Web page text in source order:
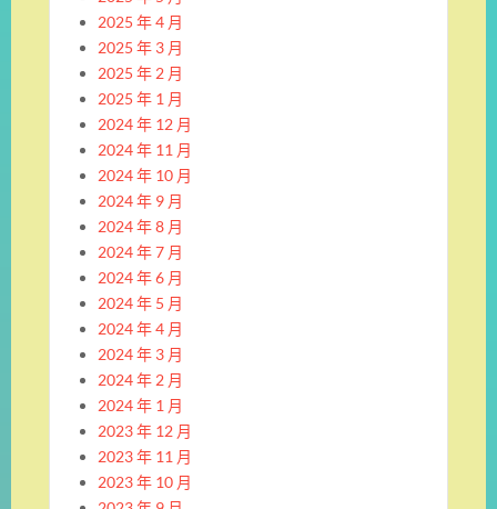
2025 年 4 月
2025 年 3 月
2025 年 2 月
2025 年 1 月
2024 年 12 月
2024 年 11 月
2024 年 10 月
2024 年 9 月
2024 年 8 月
2024 年 7 月
2024 年 6 月
2024 年 5 月
2024 年 4 月
2024 年 3 月
2024 年 2 月
2024 年 1 月
2023 年 12 月
2023 年 11 月
2023 年 10 月